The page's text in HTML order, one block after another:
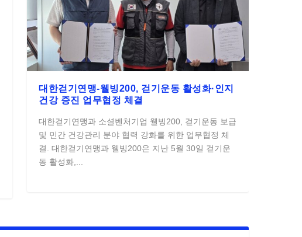
대한걷기연맹-웰빙200, 걷기운동 활성화·인지
건강 증진 업무협정 체결
대한걷기연맹과 소셜벤처기업 웰빙200, 걷기운동 보급
및 민간 건강관리 분야 협력 강화를 위한 업무협정 체
결. 대한걷기연맹과 웰빙200은 지난 5월 30일 걷기운
동 활성화,...